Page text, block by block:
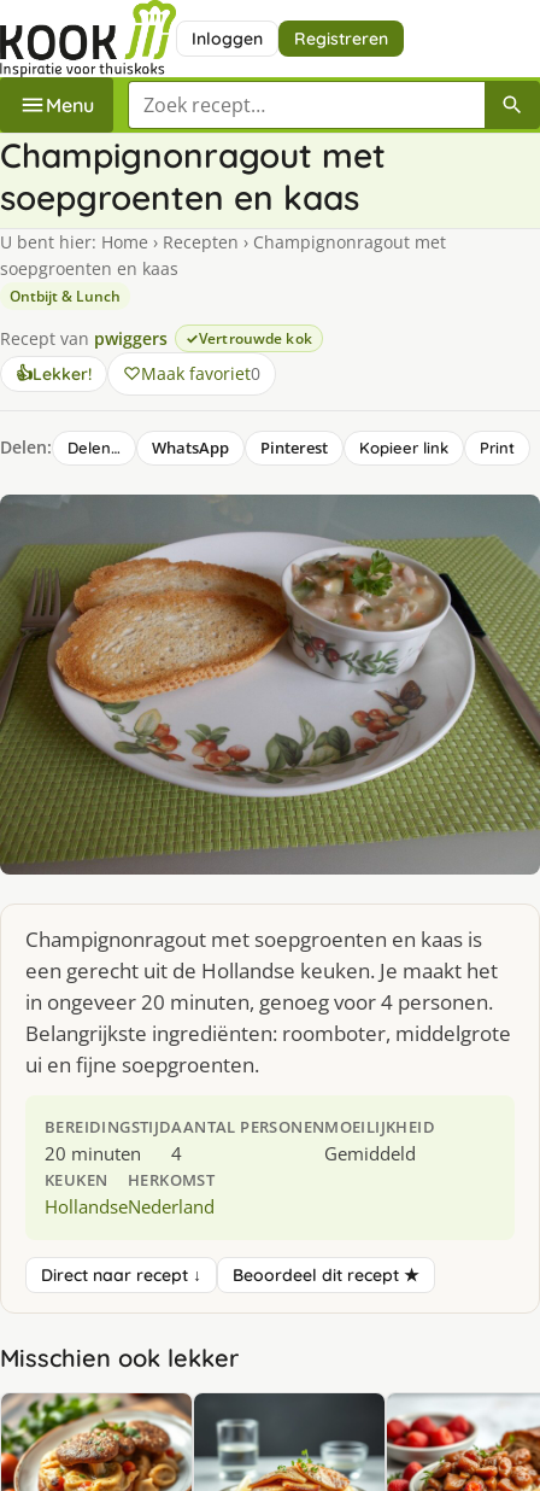
Inloggen Registreren
Menu Zoek een recept
Champignonragout met
soepgroenten en kaas
U bent hier: Home › Recepten › Champignonragout met
soepgroenten en kaas
Ontbijt & Lunch
Recept van pwiggers Vertrouwde kok
👍Lekker! Maak favoriet0
Delen: Delen… WhatsApp Pinterest Kopieer link Print
Champignonragout met soepgroenten en kaas is
een gerecht uit de Hollandse keuken. Je maakt het
in ongeveer 20 minuten, genoeg voor 4 personen.
Belangrijkste ingrediënten: roomboter, middelgrote
ui en fijne soepgroenten.
BEREIDINGSTIJD
20 minuten
AANTAL PERSONEN
4
MOEILIJKHEID
Gemiddeld
KEUKEN
Hollandse
HERKOMST
Nederland
Direct naar recept ↓ Beoordeel dit recept ★
Misschien ook lekker